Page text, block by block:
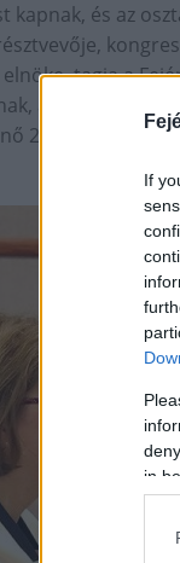
If
in
kapnak, és az
tagja a
a
2011-ben